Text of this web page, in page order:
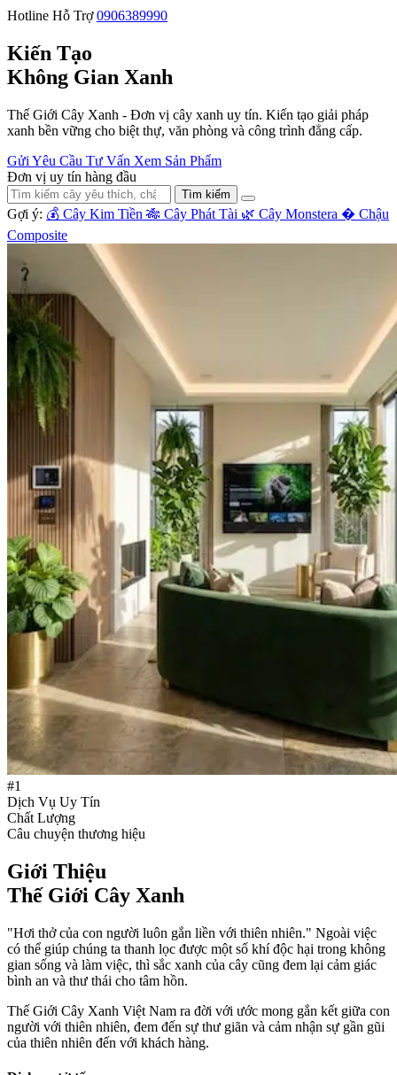
Hotline Hỗ Trợ 0906389990
Kiến Tạo
Không Gian Xanh
Thế Giới Cây Xanh - Đơn vị cây xanh uy tín. Kiến tạo giải pháp
xanh bền vững cho biệt thự, văn phòng và công trình đẳng cấp.
Gửi Yêu Cầu Tư Vấn Xem Sản Phẩm
Đơn vị uy tín hàng đầu
Tìm kiếm
Gợi ý: 💰 Cây Kim Tiền 🎋 Cây Phát Tài 🌿 Cây Monstera � Chậu
Composite
#1
Dịch Vụ Uy Tín
Chất Lượng
Câu chuyện thương hiệu
Giới Thiệu
Thế Giới Cây Xanh
"Hơi thở của con người luôn gắn liền với thiên nhiên." Ngoài việc
có thể giúp chúng ta thanh lọc được một số khí độc hại trong không
gian sống và làm việc, thì sắc xanh của cây cũng đem lại cảm giác
bình an và thư thái cho tâm hồn.
Thế Giới Cây Xanh Việt Nam ra đời với ước mong gắn kết giữa con
người với thiên nhiên, đem đến sự thư giãn và cảm nhận sự gần gũi
của thiên nhiên đến với khách hàng.